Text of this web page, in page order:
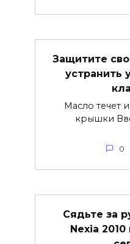
Защитите
устранить
Масло течет
крышки
0
Сядьте за
Nexia